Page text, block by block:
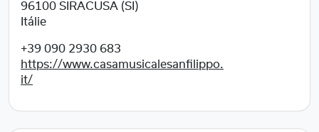
96100 SIRACUSA (SI)
Itálie
+39 090 2930 683
https://www.casamusicalesanfilippo.
it/